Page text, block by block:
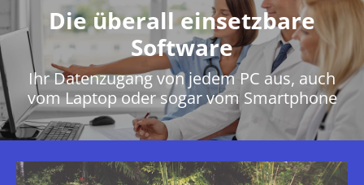
Die überall einsetzbare
Software
Ihr Datenzugang von jedem PC aus, auch
vom Laptop oder sogar vom Smartphone